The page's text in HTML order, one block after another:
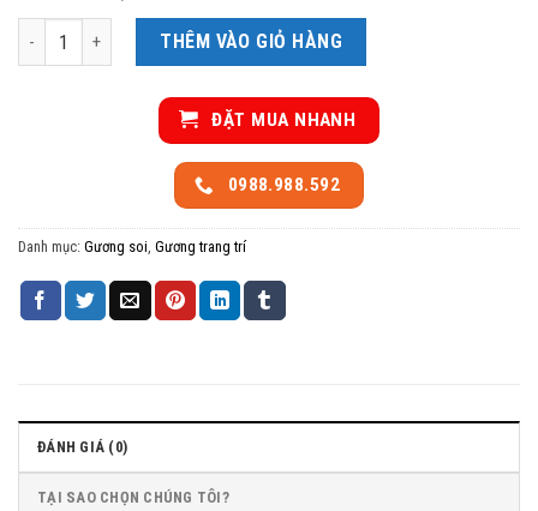
Gương viền gỗ đủ kích thước số lượng
THÊM VÀO GIỎ HÀNG
ĐẶT MUA NHANH
0988.988.592
Danh mục: Gương soi Gương trang trí
ĐÁNH GIÁ (0)
TẠI SAO CHỌN CHÚNG TÔI?